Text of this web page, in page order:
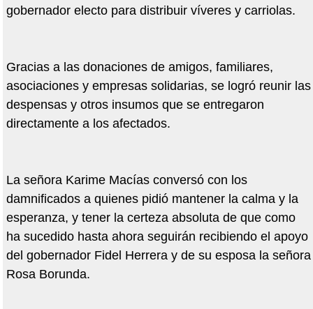
gobernador electo para distribuir víveres y carriolas.
Gracias a las donaciones de amigos, familiares,
asociaciones y empresas solidarias, se logró reunir las
despensas y otros insumos que se entregaron
directamente a los afectados.
La señora Karime Macías conversó con los
damnificados a quienes pidió mantener la calma y la
esperanza, y tener la certeza absoluta de que como
ha sucedido hasta ahora seguirán recibiendo el apoyo
del gobernador Fidel Herrera y de su esposa la señora
Rosa Borunda.